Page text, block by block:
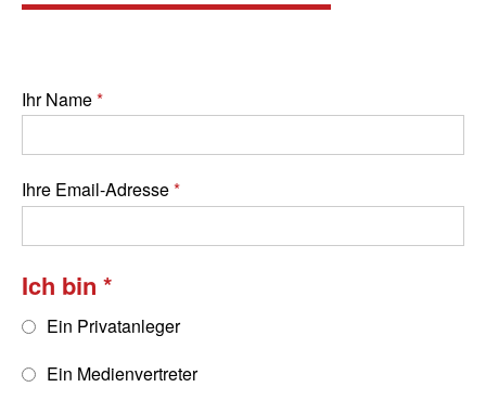
Ihr Name
Ihre Email-Adresse
Ich bin
Ein Privatanleger
Ein Medienvertreter